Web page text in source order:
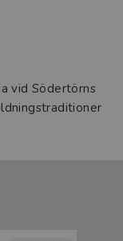
vid Södertörns